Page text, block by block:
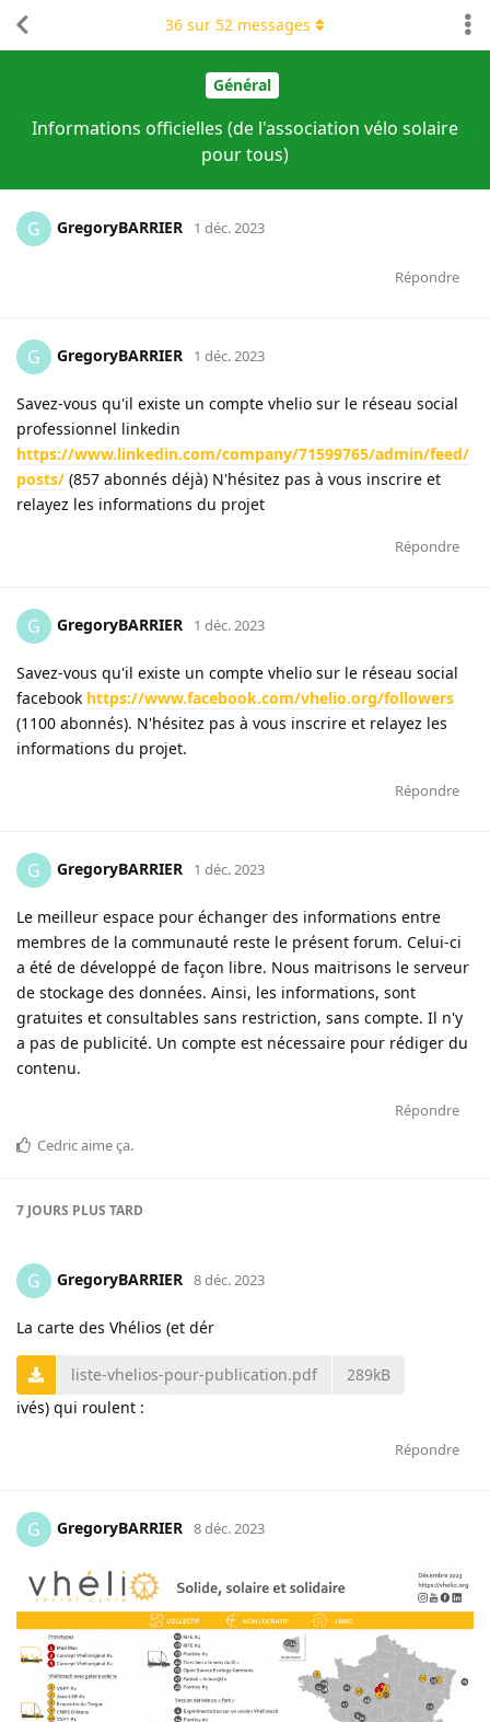
Général
Informations officielles (de l'association vélo solaire
pour tous)
36 sur 52 messages
G GregoryBARRIER 1 déc. 2023
Répondre
G GregoryBARRIER 1 déc. 2023
Savez-vous qu'il existe un compte vhelio sur le réseau social
professionnel linkedin
https://www.linkedin.com/company/71599765/admin/feed/
posts/ (857 abonnés déjà) N'hésitez pas à vous inscrire et
relayez les informations du projet
Répondre
G GregoryBARRIER 1 déc. 2023
Savez-vous qu'il existe un compte vhelio sur le réseau social
facebook https://www.facebook.com/vhelio.org/followers
(1100 abonnés). N'hésitez pas à vous inscrire et relayez les
informations du projet.
Répondre
G GregoryBARRIER 1 déc. 2023
Le meilleur espace pour échanger des informations entre
membres de la communauté reste le présent forum. Celui-ci
a été de développé de façon libre. Nous maitrisons le serveur
de stockage des données. Ainsi, les informations, sont
gratuites et consultables sans restriction, sans compte. Il n'y
a pas de publicité. Un compte est nécessaire pour rédiger du
contenu.
Répondre
Cedricaime ça.
7 JOURS PLUS TARD
G GregoryBARRIER 8 déc. 2023
La carte des Vhélios (et dér
liste-vhelios-pour-publication.pdf
289kB
ivés) qui roulent :
Répondre
G GregoryBARRIER 8 déc. 2023